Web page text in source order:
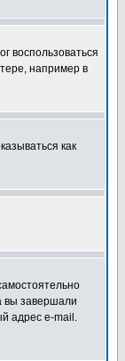
воспользоваться
например в
как
вы завершали
адрес e-mail.